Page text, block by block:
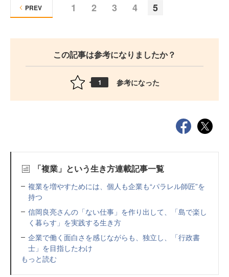
1 2 3 4 5
PREV
この記事は参考になりましたか？
1 参考になった
「複業」という生き方連載記事一覧
複業を増やすためには、個人も企業も“パラレル師匠”を
持つ
信岡良亮さんの「ない仕事」を作り出して、「島で楽し
く暮らす」を実践する生き方
企業で働く面白さを感じながらも、独立し、「行政書
士」を目指したわけ
もっと読む